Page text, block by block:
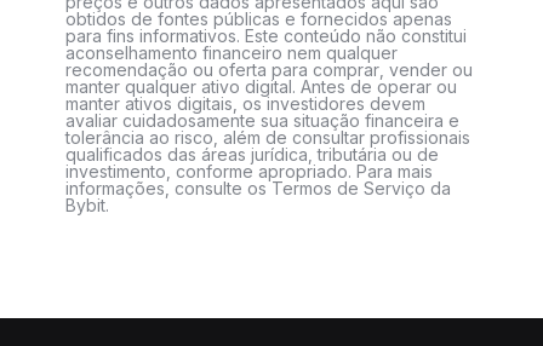
obtidos de fontes públicas e fornecidos apenas
para fins informativos. Este conteúdo não constitui
aconselhamento financeiro nem qualquer
recomendação ou oferta para comprar, vender ou
manter qualquer ativo digital. Antes de operar ou
manter ativos digitais, os investidores devem
avaliar cuidadosamente sua situação financeira e
tolerância ao risco, além de consultar profissionais
qualificados das áreas jurídica, tributária ou de
investimento, conforme apropriado. Para mais
informações, consulte os Termos de Serviço da
Bybit.